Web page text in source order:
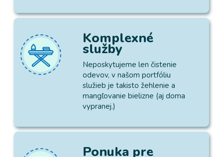
Komplexné
služby
Neposkytujeme len čistenie
odevov, v našom portfóliu
služieb je takisto žehlenie a
mangľovanie bielizne (aj doma
vypranej.)
Ponuka pre